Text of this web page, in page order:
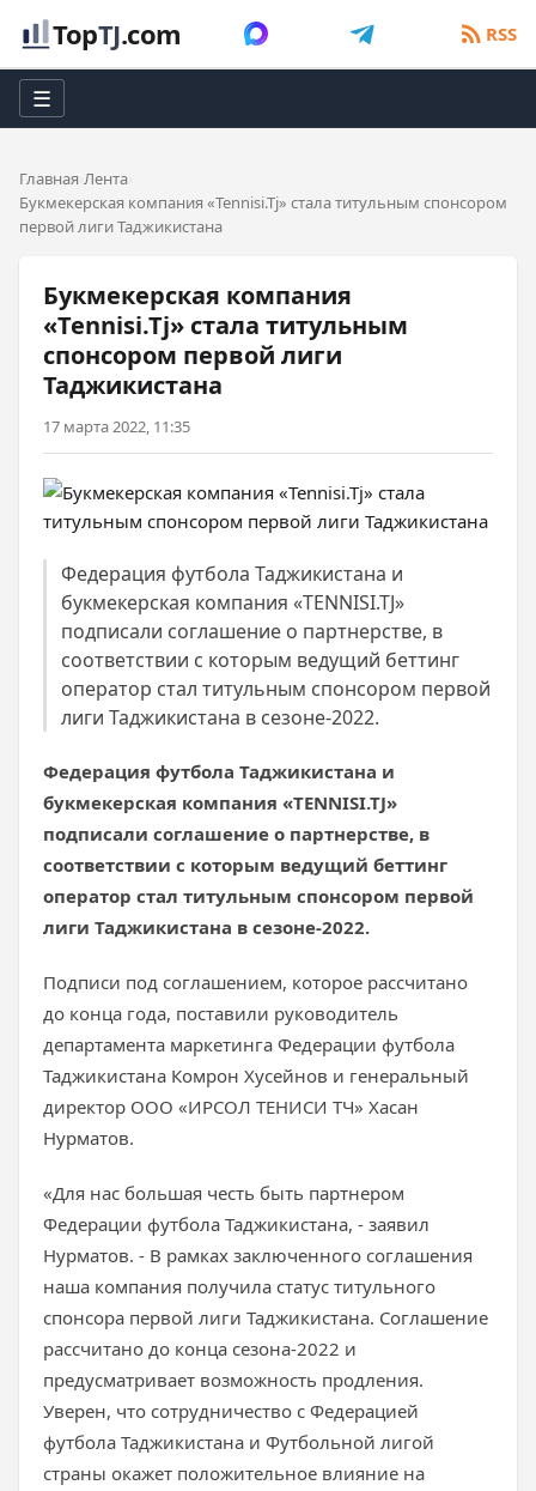
TopTJ.com RSS
☰
Главная Лента
Букмекерская компания «Tennisi.Tj» стала титульным спонсором
первой лиги Таджикистана
Букмекерская компания
«Tennisi.Tj» стала титульным
спонсором первой лиги
Таджикистана
17 марта 2022, 11:35
Федерация футбола Таджикистана и
букмекерская компания «TENNISI.TJ»
подписали соглашение о партнерстве, в
соответствии с которым ведущий беттинг
оператор стал титульным спонсором первой
лиги Таджикистана в сезоне-2022.
Федерация футбола Таджикистана и
букмекерская компания «TENNISI.TJ»
подписали соглашение о партнерстве, в
соответствии с которым ведущий беттинг
оператор стал титульным спонсором первой
лиги Таджикистана в сезоне-2022.
Подписи под соглашением, которое рассчитано
до конца года, поставили руководитель
департамента маркетинга Федерации футбола
Таджикистана Комрон Хусейнов и генеральный
директор ООО «ИРСОЛ ТЕНИСИ ТЧ» Хасан
Нурматов.
«Для нас большая честь быть партнером
Федерации футбола Таджикистана, - заявил
Нурматов. - В рамках заключенного соглашения
наша компания получила статус титульного
спонсора первой лиги Таджикистана. Соглашение
рассчитано до конца сезона-2022 и
предусматривает возможность продления.
Уверен, что сотрудничество с Федерацией
футбола Таджикистана и Футбольной лигой
страны окажет положительное влияние на